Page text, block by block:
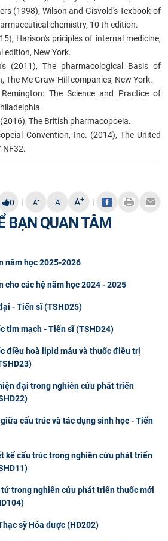
(1998), Wilson and Gisvold's Texbook of
chemistry, 10 th edition.
Harison's priciples of internal medicine,
edition, New York.
(2011), The pharmacological Basis of
The Mc Graw-Hill companies, New York.
The Science and Practice of
The British pharmacopoeia.
Convention, Inc. (2014), The United
NF32.
0 | A- A A+ |
BẠN QUAN TÂM
năm học 2025-2026
cho các hệ năm học 2024 - 2025
- Tiến sĩ (TSHD25)
tim mạch - Tiến sĩ (TSHD24)
điều hoà lipid máu và thuốc điều trị
đại trong nghiên cứu phát triển
cấu trúc và tác dụng sinh học - Tiến
kế cấu trúc trong nghiên cứu phát triển
trong nghiên cứu phát triển thuốc mới
sỹ Hóa dược (HD202)